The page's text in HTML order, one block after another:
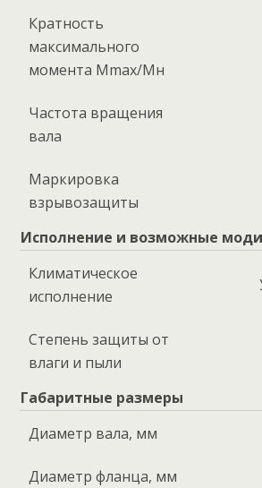
Кратность
максимального
момента Mmax/Мн
Частота вращения
вала
Маркировка
взрывозащиты
Исполнение и возможные
Климатическое
исполнение
Степень защиты от
влаги и пыли
Габаритные размеры
Диаметр вала, мм
Диаметр фланца, мм